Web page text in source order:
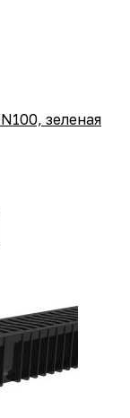
зеленая